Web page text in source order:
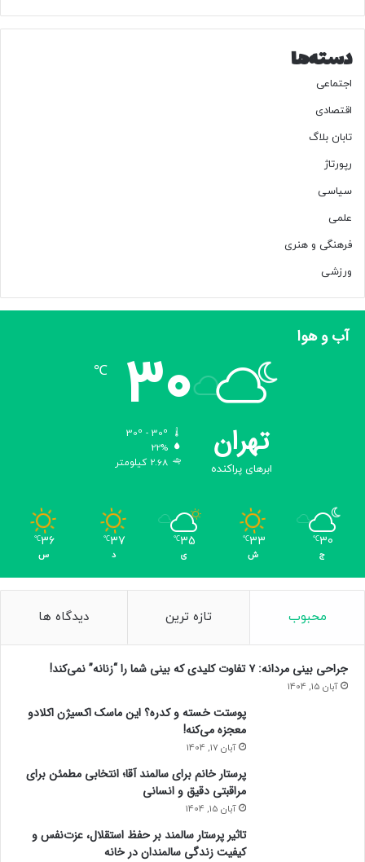
دسته‌ها
اجتماعی
اقتصادی
تابان بلاگ
رپورتاژ
سیاسی
علمی
فرهنگی و هنری
ورزشی
آب و هوا
تهران
ابرهای پراکنده
30
℃
22%
2.68 کیلومتر
30
℃
ج
33
℃
ش
35
℃
ی
37
℃
د
36
℃
س
محبوب تازه ترین دیدگاه ها
جراحی بینی مردانه: ۷ تفاوت کلیدی که بینی شما را “زنانه” نمی‌کند!
آبان 15, 1404
پوستت خسته و کدره؟ این ماسک اکسیژن اکلادو
معجزه می‌کنه!
آبان 17, 1404
پرستار خانم برای سالمند آقا؛ انتخابی مطمئن برای
مراقبتی دقیق و انسانی
آبان 15, 1404
تاثیر پرستار سالمند بر حفظ استقلال، عزت‌نفس و
کیفیت زندگی سالمندان در خانه